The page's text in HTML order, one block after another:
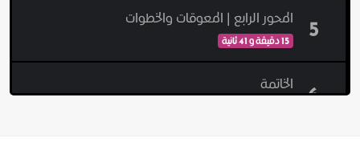
5 المحور الرابع | المعوقات والخطوات
15 دقيقة و 41 ثانية
6 الخاتمة